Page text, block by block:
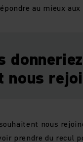
au mieux
nous
nous
prendre du recul